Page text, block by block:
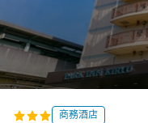
商務酒店